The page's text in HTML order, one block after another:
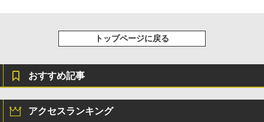
トップページに戻る
おすすめ記事
アクセスランキング